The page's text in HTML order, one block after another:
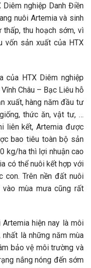
Diêm nghiệp Danh Điền
nuôi Artemia và sinh
thu hoạch sớm, vì
vốn sản xuất của HTX
của HTX Diêm nghiệp
Châu – Bạc Liêu hỗ
xuất, hàng năm đầu tư
thức ăn, vật tư, …
liên kết, Artemia được
bao tiêu toàn bộ sản
kg/ha thì lợi nhuận cao
có thể nuôi kết hợp với
con. Trên nền đất nuôi
mùa mưa cũng rất
hiện nay là môi
là những năm mùa
bảo vệ môi trường và
nắng nóng đến sớm